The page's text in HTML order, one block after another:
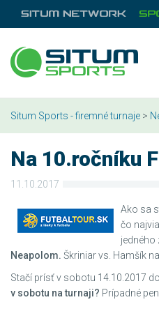
Situm Sports - firemné turnaje >
Na 10.ročníku
11.10.2017
Ako sa
čo
jedného
Neapolom. Škriniar vs. Hamšík
Stačí prísť v sobotu 14.10.2017
v sobotu na turnaji? Prípadné